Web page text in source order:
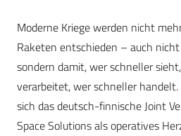
Moderne Kriege werden nicht
Raketen entschieden – auch
sondern damit, wer schneller
verarbeitet, wer schneller
sich das deutsch-finnische Joint
Space Solutions als operatives